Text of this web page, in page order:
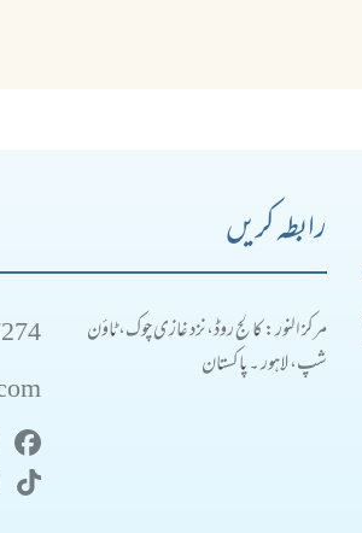
رابطہ کریں
مرکز النور: کالج روڈ، نزد غازی چوک، ٹاؤن
شپ، لاہور ۔ پاکستان